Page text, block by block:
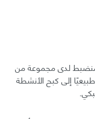
منضبط لدى مجموعة من
إلى كبح الأنشطة